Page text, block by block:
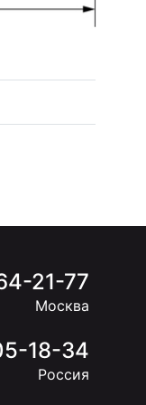
21-77
Москва
18-34
Россия